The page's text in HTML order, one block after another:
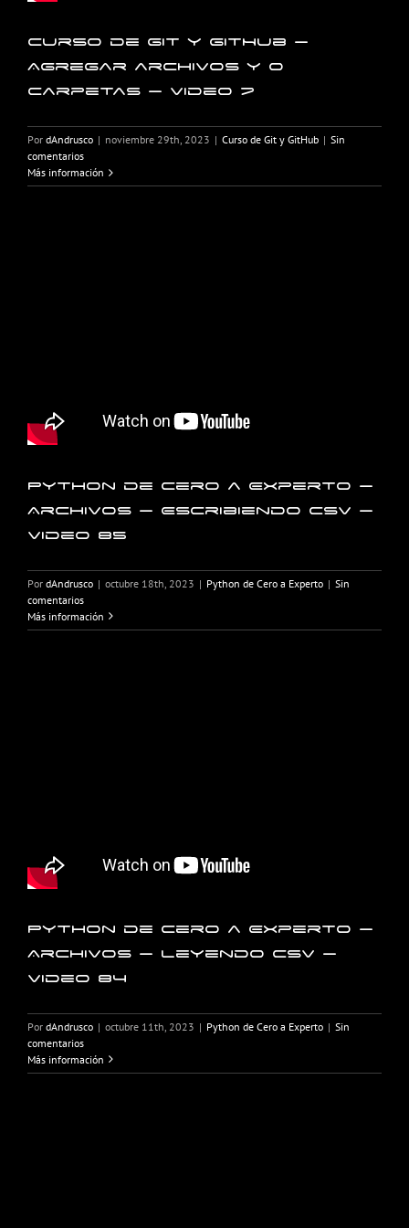
Curso de Git y GitHub –
Agregar archivos y o
carpetas – Video 7
Por dAndrusco | noviembre 29th, 2023 | Curso de Git y GitHub | Sin
comentarios
Más información
Python de Cero a Experto –
Archivos – Escribiendo CSV –
Video 85
Por dAndrusco | octubre 18th, 2023 | Python de Cero a Experto | Sin
comentarios
Más información
Python de Cero a Experto –
Archivos – Leyendo CSV –
Video 84
Por dAndrusco | octubre 11th, 2023 | Python de Cero a Experto | Sin
comentarios
Más información